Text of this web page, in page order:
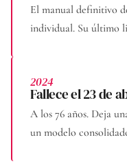
El manual definitivo
individual. Su último
2024
Fallece el 23 de
A los 76 años. Deja
un modelo